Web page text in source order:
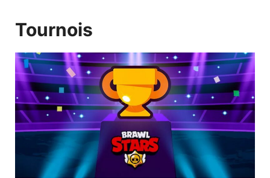
Tournois